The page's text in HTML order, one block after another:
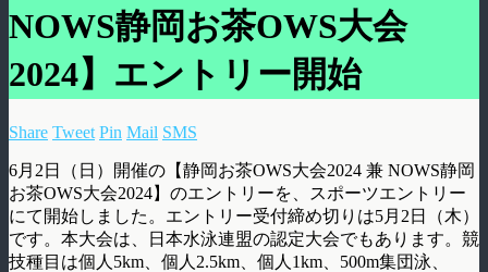
NOWS静岡お茶OWS大会
2024】エントリー開始
Share Tweet Pin Mail SMS
6月2日（日）開催の【静岡お茶OWS大会2024 兼 NOWS静岡
お茶OWS大会2024】のエントリーを、スポーツエントリー
にて開始しました。エントリー受付締め切りは5月2日（木）
です。本大会は、日本水泳連盟の認定大会でもあります。競
技種目は個人5km、個人2.5km、個人1km、500m集団泳、